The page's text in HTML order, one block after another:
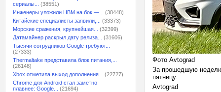
сериалы...
(38551)
Инженеры уложили HBM на бок —...
(38448)
Китайские специалисты заявили,...
(33373)
Морские сражения, крупнейшая...
(32399)
Датамайнер раскрыл дату релиза...
(31606)
Тысячи сотрудников Google требуют...
(27333)
Thermaltake представила блок питания,...
(26148)
Xbox отметила выход дополнения...
(22727)
Chrome для Android стал заметно
плавнее: Google...
(21694)
Фото Avtograd
За прошедшую
пятницу.
Avtograd